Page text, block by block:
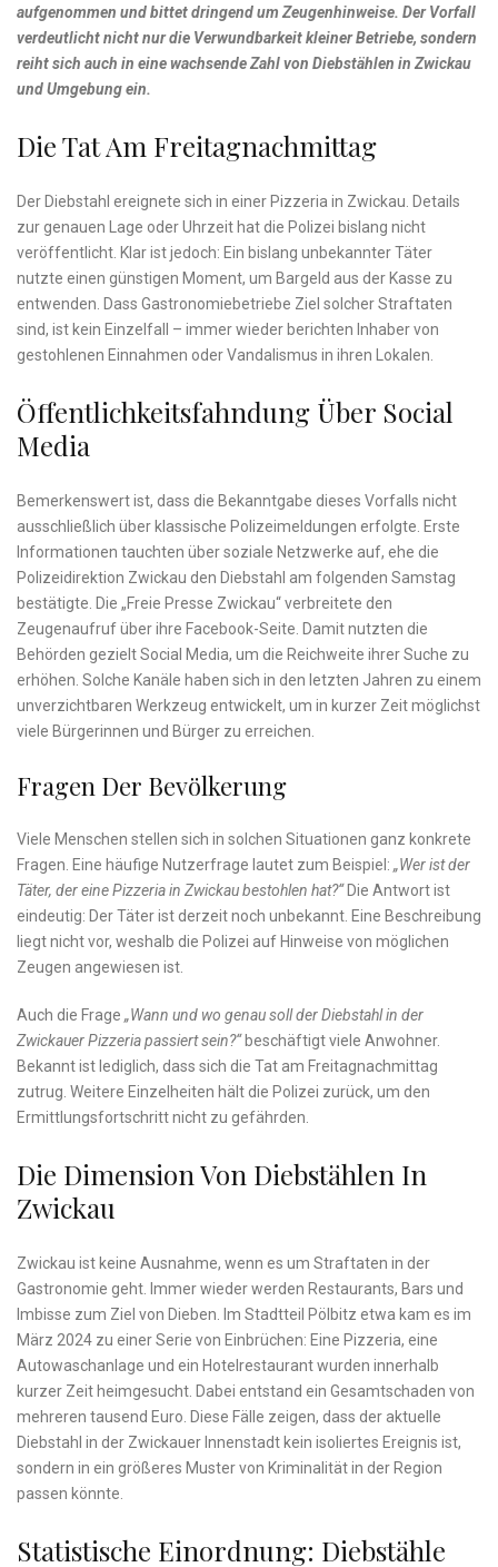
aufgenommen und bittet dringend um Zeugenhinweise. Der Vorfall
verdeutlicht nicht nur die Verwundbarkeit kleiner Betriebe, sondern
reiht sich auch in eine wachsende Zahl von Diebstählen in Zwickau
und Umgebung ein.
Die Tat Am Freitagnachmittag
Der Diebstahl ereignete sich in einer Pizzeria in Zwickau. Details
zur genauen Lage oder Uhrzeit hat die Polizei bislang nicht
veröffentlicht. Klar ist jedoch: Ein bislang unbekannter Täter
nutzte einen günstigen Moment, um Bargeld aus der Kasse zu
entwenden. Dass Gastronomiebetriebe Ziel solcher Straftaten
sind, ist kein Einzelfall – immer wieder berichten Inhaber von
gestohlenen Einnahmen oder Vandalismus in ihren Lokalen.
Öffentlichkeitsfahndung Über Social
Media
Bemerkenswert ist, dass die Bekanntgabe dieses Vorfalls nicht
ausschließlich über klassische Polizeimeldungen erfolgte. Erste
Informationen tauchten über soziale Netzwerke auf, ehe die
Polizeidirektion Zwickau den Diebstahl am folgenden Samstag
bestätigte. Die „Freie Presse Zwickau“ verbreitete den
Zeugenaufruf über ihre Facebook-Seite. Damit nutzten die
Behörden gezielt Social Media, um die Reichweite ihrer Suche zu
erhöhen. Solche Kanäle haben sich in den letzten Jahren zu einem
unverzichtbaren Werkzeug entwickelt, um in kurzer Zeit möglichst
viele Bürgerinnen und Bürger zu erreichen.
Fragen Der Bevölkerung
Viele Menschen stellen sich in solchen Situationen ganz konkrete
Fragen. Eine häufige Nutzerfrage lautet zum Beispiel: „Wer ist der
Täter, der eine Pizzeria in Zwickau bestohlen hat?“Die Antwort ist
eindeutig: Der Täter ist derzeit noch unbekannt. Eine Beschreibung
liegt nicht vor, weshalb die Polizei auf Hinweise von möglichen
Zeugen angewiesen ist.
Auch die Frage „Wann und wo genau soll der Diebstahl in der
Zwickauer Pizzeria passiert sein?“beschäftigt viele Anwohner.
Bekannt ist lediglich, dass sich die Tat am Freitagnachmittag
zutrug. Weitere Einzelheiten hält die Polizei zurück, um den
Ermittlungsfortschritt nicht zu gefährden.
Die Dimension Von Diebstählen In
Zwickau
Zwickau ist keine Ausnahme, wenn es um Straftaten in der
Gastronomie geht. Immer wieder werden Restaurants, Bars und
Imbisse zum Ziel von Dieben. Im Stadtteil Pölbitz etwa kam es im
März 2024 zu einer Serie von Einbrüchen: Eine Pizzeria, eine
Autowaschanlage und ein Hotelrestaurant wurden innerhalb
kurzer Zeit heimgesucht. Dabei entstand ein Gesamtschaden von
mehreren tausend Euro. Diese Fälle zeigen, dass der aktuelle
Diebstahl in der Zwickauer Innenstadt kein isoliertes Ereignis ist,
sondern in ein größeres Muster von Kriminalität in der Region
passen könnte.
Statistische Einordnung: Diebstähle